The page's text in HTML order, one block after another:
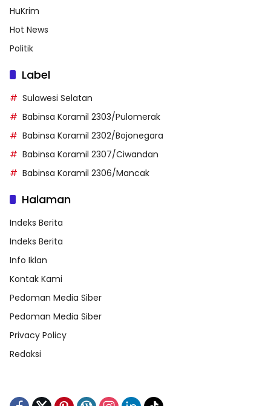
HuKrim
Hot News
Politik
Label
Sulawesi Selatan
Babinsa Koramil 2303/Pulomerak
Babinsa Koramil 2302/Bojonegara
Babinsa Koramil 2307/Ciwandan
Babinsa Koramil 2306/Mancak
Halaman
Indeks Berita
Indeks Berita
Info Iklan
Kontak Kami
Pedoman Media Siber
Pedoman Media Siber
Privacy Policy
Redaksi